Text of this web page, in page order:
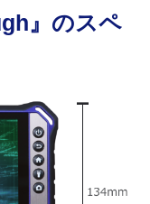
』のスペ